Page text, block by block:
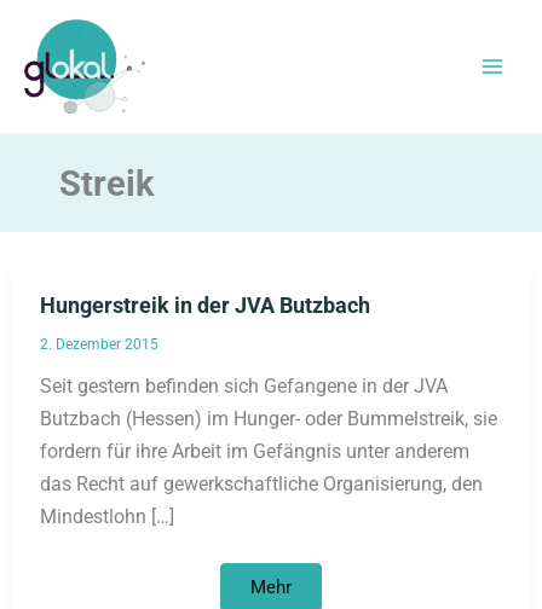
Inhalt
springen
Streik
Hungerstreik in der JVA Butzbach
2. Dezember 2015
Seit gestern befinden sich Gefangene in der JVA
Butzbach (Hessen) im Hunger- oder Bummelstreik, sie
fordern für ihre Arbeit im Gefängnis unter anderem
das Recht auf gewerkschaftliche Organisierung, den
Mindestlohn […]
Hungerstreik
Mehr